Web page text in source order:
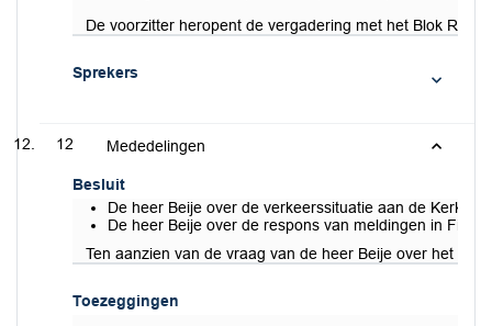
De voorzitter heropent de vergadering met het Blok
Sprekers
12 Mededelingen
Besluit
De heer Beije over de verkeerssituatie aan de
De heer Beije over de respons van meldingen in Fixie.
Ten aanzien van de vraag van de heer Beije over het
Toezeggingen